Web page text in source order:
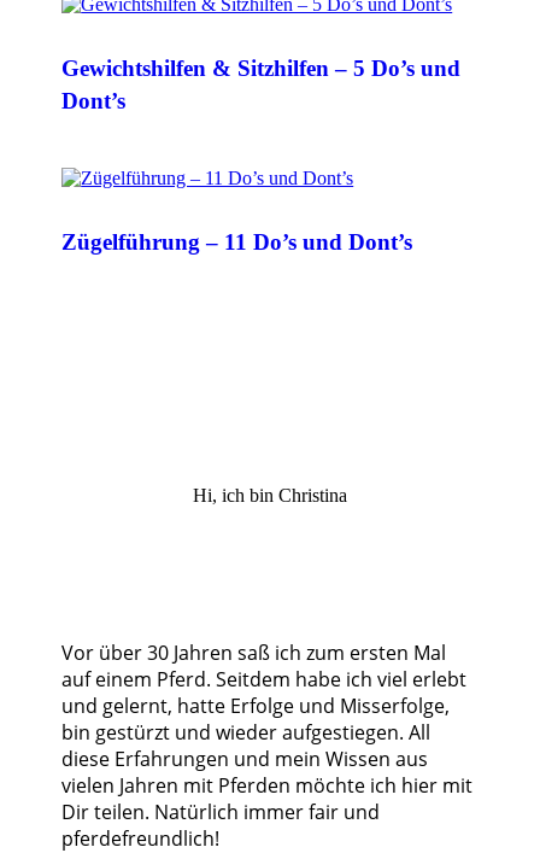
Gewichtshilfen & Sitzhilfen – 5 Do’s und
Dont’s
Zügelführung – 11 Do’s und Dont’s
Hi, ich bin Christina
Vor über 30 Jahren saß ich zum ersten Mal
auf einem Pferd. Seitdem habe ich viel erlebt
und gelernt, hatte Erfolge und Misserfolge,
bin gestürzt und wieder aufgestiegen. All
diese Erfahrungen und mein Wissen aus
vielen Jahren mit Pferden möchte ich hier mit
Dir teilen. Natürlich immer fair und
pferdefreundlich!